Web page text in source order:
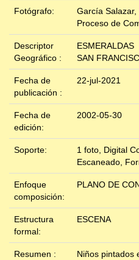
Fotógrafo:
García Salazar,
Proceso de
Descriptor
Geográfico :
ESMERALDAS
SAN
Fecha de
publicación :
22-jul-2021
Fecha de
edición:
2002-05-30
Soporte:
1 foto, Digital
Escaneado,
Enfoque
composición:
PLANO DE
Estructura
formal:
ESCENA
Resumen :
Niños pintados